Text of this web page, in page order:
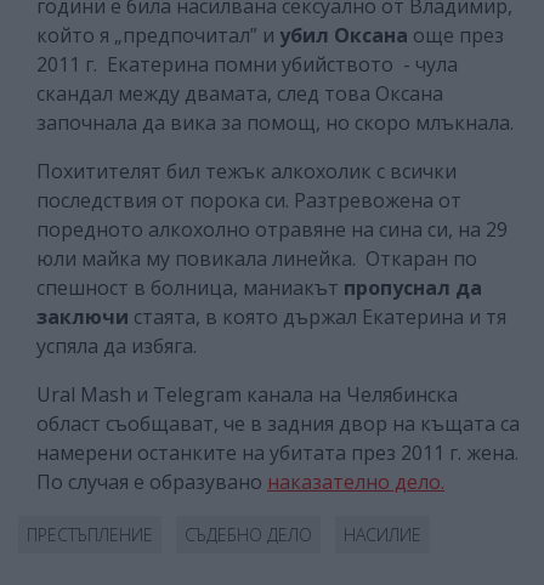
години е била насилвана сексуално от Владимир,
който я „предпочитал” и убил Оксана още през
2011 г. Екатерина помни убийството - чула
скандал между двамата, след това Оксана
започнала да вика за помощ, но скоро млъкнала.
Похитителят бил тежък алкохолик с всички
последствия от порока си. Разтревожена от
поредното алкохолно отравяне на сина си, на 29
юли майка му повикала линейка. Откаран по
спешност в болница, маниакът пропуснал да
заключи стаята, в която държал Екатерина и тя
успяла да избяга.
Ural Mash и Telegram канала на Челябинска
област съобщават, че в задния двор на къщата са
намерени останките на убитата през 2011 г. жена.
По случая е образувано наказателно дело.
ПРЕСТЪПЛЕНИЕ СЪДЕБНО ДЕЛО НАСИЛИЕ